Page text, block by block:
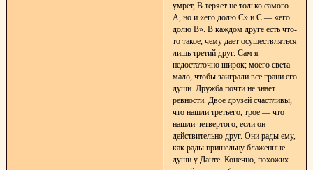
умрет, В теряет не только самого
А, но и «его долю С» и С — «его
долю В». В каждом друге есть что-
то такое, чему дает осуществляться
лишь третий друг. Сам я
недостаточно широк; моего света
мало, чтобы заиграли все грани его
души. Дружба почти не знает
ревности. Двое друзей счастливы,
что нашли третьего, трое — что
нашли четвертого, если он
действительно друг. Они рады ему,
как рады пришельцу блаженные
души у Данте. Конечно, похожих